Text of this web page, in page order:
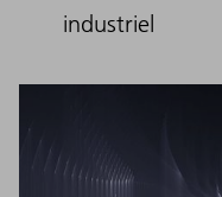
industriel